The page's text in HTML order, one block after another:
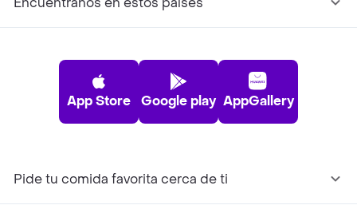
App Store Google play AppGallery
Pide tu comida favorita cerca de ti